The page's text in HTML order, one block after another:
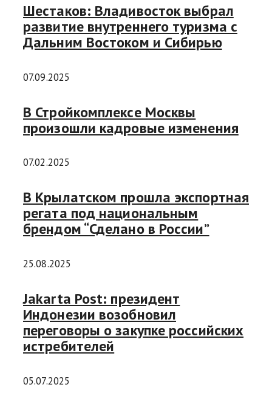
Шестаков: Владивосток выбрал
развитие внутреннего туризма с
Дальним Востоком и Сибирью
07.09.2025
В Стройкомплексе Москвы
произошли кадровые изменения
07.02.2025
В Крылатском прошла экспортная
регата под национальным
брендом “Сделано в России”
25.08.2025
Jakarta Post: президент
Индонезии возобновил
переговоры о закупке российских
истребителей
05.07.2025